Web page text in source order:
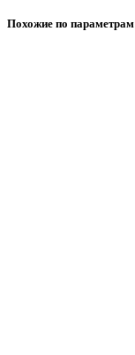
Похожие по параметрам